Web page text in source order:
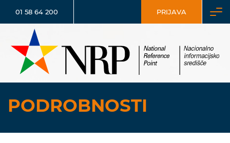
01 58 64 200 PRIJAVA
PODROBNOSTI